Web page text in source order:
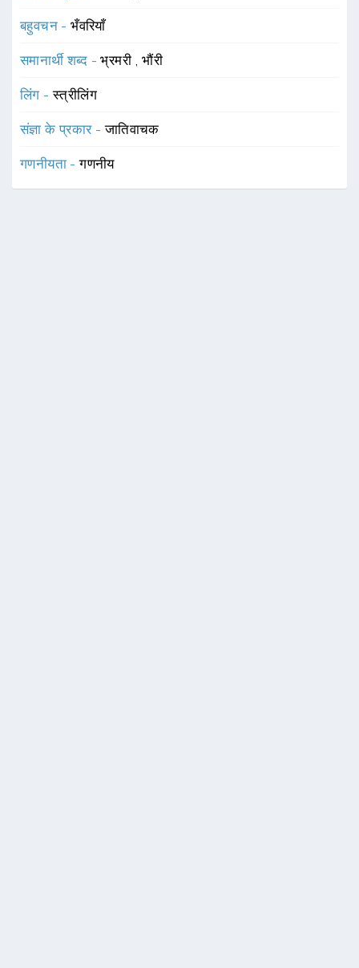
बहुवचन -भँवरियाँ
समानार्थी शब्द -भ्रमरी ,भौंरी
लिंग -स्त्रीलिंग
संज्ञा के प्रकार -जातिवाचक
गणनीयता -गणनीय